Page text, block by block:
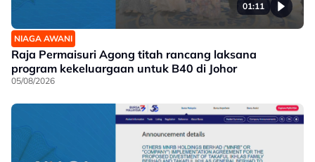
01:11
NIAGA AWANI
Raja Permaisuri Agong titah rancang laksana
program kekeluargaan untuk B40 di Johor
05/08/2026